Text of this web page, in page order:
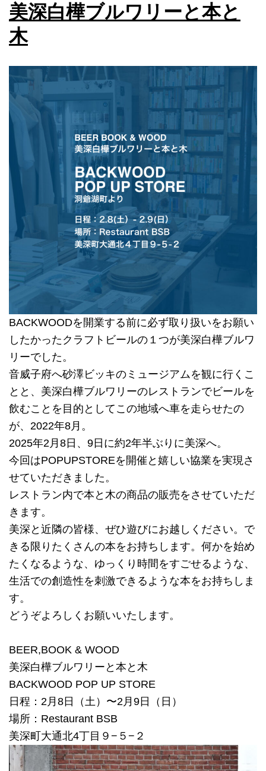
美深白樺ブルワリーと本と
木
BACKWOODを開業する前に必ず取り扱いをお願い
したかったクラフトビールの１つが美深白樺ブルワ
リーでした。
音威子府へ砂澤ビッキのミュージアムを観に行くこ
とと、美深白樺ブルワリーのレストランでビールを
飲むことを目的としてこの地域へ車を走らせたの
が、2022年8月。
2025年2月8日、9日に約2年半ぶりに美深へ。
今回はPOPUPSTOREを開催と嬉しい協業を実現さ
せていただきました。
レストラン内で本と木の商品の販売をさせていただ
きます。
美深と近隣の皆様、ぜひ遊びにお越しください。で
きる限りたくさんの本をお持ちします。何かを始め
たくなるような、ゆっくり時間をすごせるような、
生活での創造性を刺激できるような本をお持ちしま
す。
どうぞよろしくお願いいたします。
BEER,BOOK & WOOD
美深白樺ブルワリーと本と木
BACKWOOD POP UP STORE
日程：2月8日（土）〜2月9日（日）
場所：Restaurant BSB
美深町大通北4丁目９−５−２